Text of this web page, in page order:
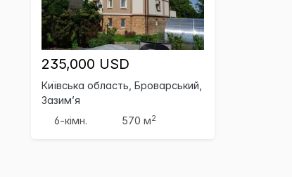
235,000 USD
Київська область, Броварський,
Зазим’я
6-кімн.
570 м2